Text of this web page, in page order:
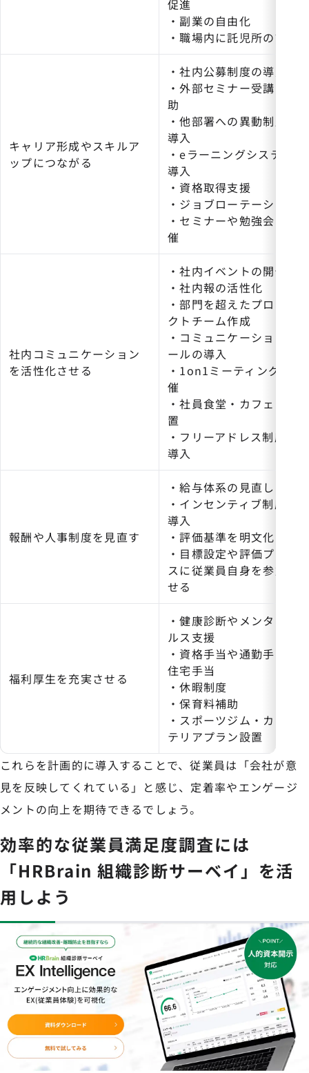
促進
・副業の自由化
・職場内に託児所の設置
キャリア形成やスキルア
ップにつながる
・社内公募制度の導入
・外部セミナー受講の補
助
・他部署への異動制度の
導入
・eラーニングシステムの
導入
・資格取得支援
・ジョブローテーション
・セミナーや勉強会の開
催
社内コミュニケーション
を活性化させる
・社内イベントの開催
・社内報の活性化
・部門を超えたプロジェ
クトチーム作成
・コミュニケーションツ
ールの導入
・1on1ミーティングの開
催
・社員食堂・カフェの設
置
・フリーアドレス制度の
導入
報酬や人事制度を見直す
・給与体系の見直し
・インセンティブ制度の
導入
・評価基準を明文化する
・目標設定や評価プロセ
スに従業員自身を参加さ
せる
福利厚生を充実させる
・健康診断やメンタルヘ
ルス支援
・資格手当や通勤手当・
住宅手当
・休暇制度
・保育料補助
・スポーツジム・カフェ
テリアプラン設置
これらを計画的に導入することで、従業員は「会社が意
見を反映してくれている」と感じ、定着率やエンゲージ
メントの向上を期待できるでしょう。
効率的な従業員満足度調査には
「HRBrain 組織診断サーベイ」を活
用しよう